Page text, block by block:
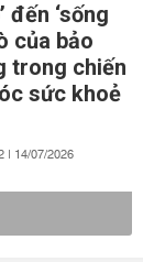
đến ‘sống
của bảo
trong chiến
sức khoẻ
| 14/07/2026